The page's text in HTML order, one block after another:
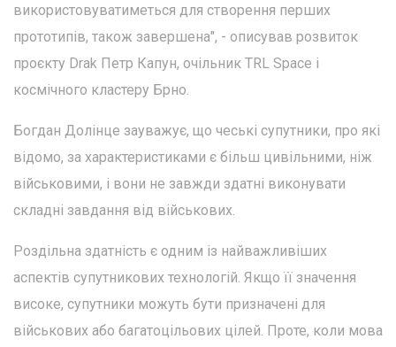
використовуватиметься для створення перших
прототипів, також завершена", - описував розвиток
проєкту Drak Петр Капун, очільник TRL Space і
космічного кластеру Брно.
Богдан Долінце зауважує, що чеські супутники, про які
відомо, за характеристиками є більш цивільними, ніж
військовими, і вони не завжди здатні виконувати
складні завдання від військових.
Роздільна здатність є одним із найважливіших
аспектів супутникових технологій. Якщо її значення
високе, супутники можуть бути призначені для
військових або багатоцільових цілей. Проте, коли мова